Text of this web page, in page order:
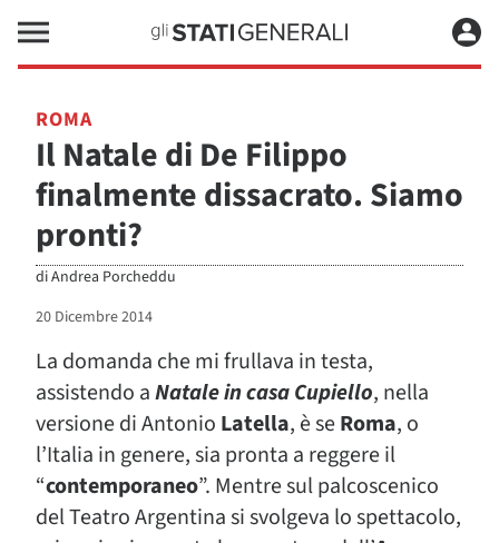
ROMA
Il Natale di De Filippo
finalmente dissacrato. Siamo
pronti?
diAndrea Porcheddu
20 Dicembre 2014
La domanda che mi frullava in testa,
assistendo aNatale in casa Cupiello, nella
versione di Antonio Latella, è seRoma, o
l’Italia in genere, sia pronta a reggere il
“contemporaneo”. Mentre sul palcoscenico
del Teatro Argentina si svolgeva lo spettacolo,